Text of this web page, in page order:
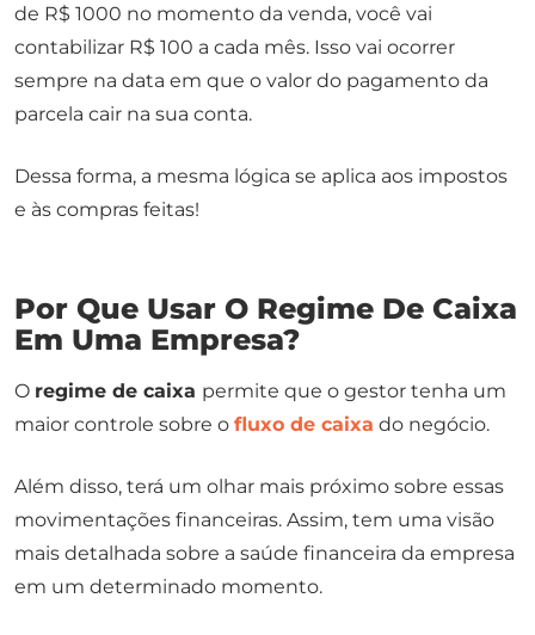
de R$ 1000 no momento da venda, você vai
contabilizar R$ 100 a cada mês. Isso vai ocorrer
sempre na data em que o valor do pagamento da
parcela cair na sua conta.
Dessa forma, a mesma lógica se aplica aos impostos
e às compras feitas!
Por Que Usar O Regime De Caixa
Em Uma Empresa?
O regime de caixa permite que o gestor tenha um
maior controle sobre o fluxo de caixa do negócio.
Além disso, terá um olhar mais próximo sobre essas
movimentações financeiras. Assim, tem uma visão
mais detalhada sobre a saúde financeira da empresa
em um determinado momento.